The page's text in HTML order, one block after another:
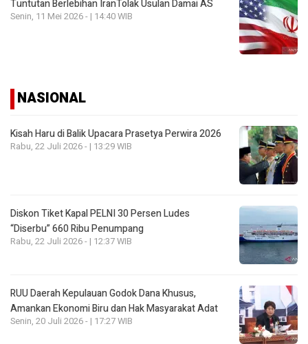
Tuntutan Berlebihan IranTolak Usulan Damai AS
Senin, 11 Mei 2026 - | 14:40 WIB
NASIONAL
Kisah Haru di Balik Upacara Prasetya Perwira 2026
Rabu, 22 Juli 2026 - | 13:29 WIB
Diskon Tiket Kapal PELNI 30 Persen Ludes
“Diserbu” 660 Ribu Penumpang
Rabu, 22 Juli 2026 - | 12:37 WIB
RUU Daerah Kepulauan Godok Dana Khusus,
Amankan Ekonomi Biru dan Hak Masyarakat Adat
Senin, 20 Juli 2026 - | 17:27 WIB